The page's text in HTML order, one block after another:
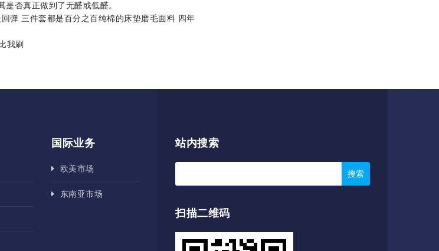
否真正做到了无醛或低醛。
三件套都是百分之百纯棉的床垫磨毛面料 四年
我刷
国际业务
欧美市场
东南亚市场
站内搜索
扫描二维码